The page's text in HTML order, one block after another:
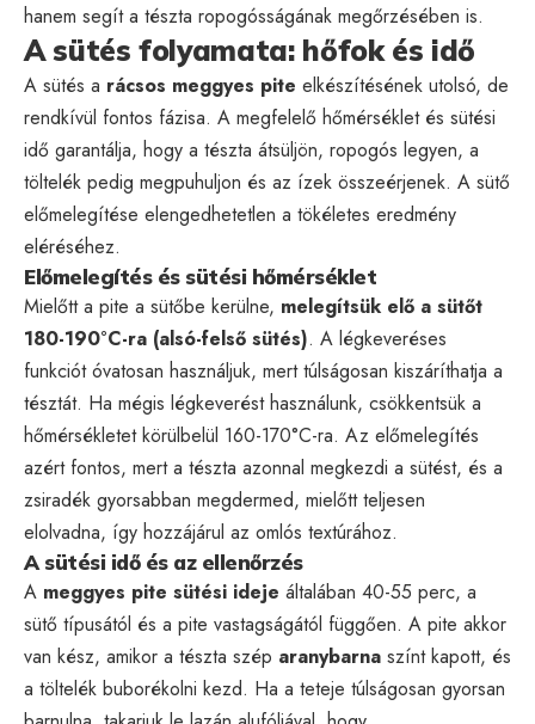
hanem segít a tészta ropogósságának megőrzésében is.
A sütés folyamata: hőfok és idő
A sütés a rácsos meggyes pite elkészítésének utolsó, de
rendkívül fontos fázisa. A megfelelő hőmérséklet és sütési
idő garantálja, hogy a tészta átsüljön, ropogós legyen, a
töltelék pedig megpuhuljon és az ízek összeérjenek. A sütő
előmelegítése elengedhetetlen a tökéletes eredmény
eléréséhez.
Előmelegítés és sütési hőmérséklet
Mielőtt a pite a sütőbe kerülne, melegítsük elő a sütőt
180-190°C-ra (alsó-felső sütés). A légkeveréses
funkciót óvatosan használjuk, mert túlságosan kiszáríthatja a
tésztát. Ha mégis légkeverést használunk, csökkentsük a
hőmérsékletet körülbelül 160-170°C-ra. Az előmelegítés
azért fontos, mert a tészta azonnal megkezdi a sütést, és a
zsiradék gyorsabban megdermed, mielőtt teljesen
elolvadna, így hozzájárul az omlós textúrához.
A sütési idő és az ellenőrzés
A meggyes pite sütési ideje általában 40-55 perc, a
sütő típusától és a pite vastagságától függően. A pite akkor
van kész, amikor a tészta szép aranybarna színt kapott, és
a töltelék buborékolni kezd. Ha a teteje túlságosan gyorsan